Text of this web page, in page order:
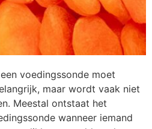
voedingssonde moet
maar wordt vaak niet
Meestal ontstaat het
wanneer iemand